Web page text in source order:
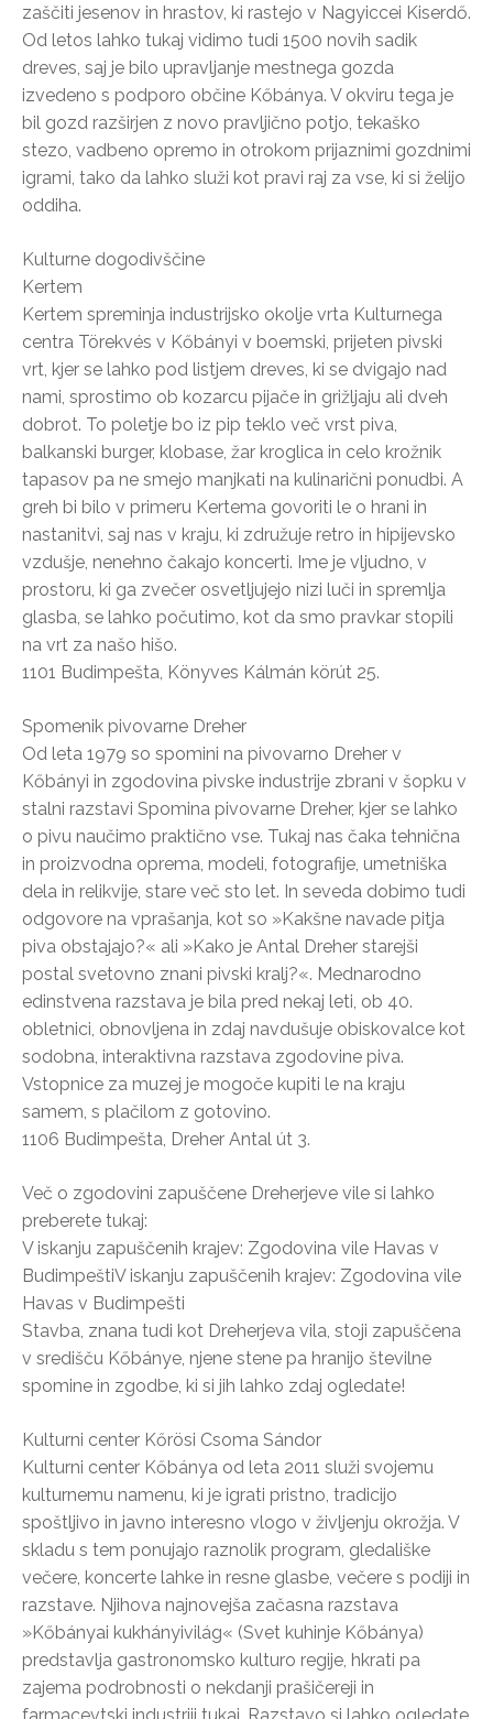
zaščiti jesenov in hrastov, ki rastejo v Nagyiccei Kiserdő.
Od letos lahko tukaj vidimo tudi 1500 novih sadik
dreves, saj je bilo upravljanje mestnega gozda
izvedeno s podporo občine Kőbánya. V okviru tega je
bil gozd razširjen z novo pravljično potjo, tekaško
stezo, vadbeno opremo in otrokom prijaznimi gozdnimi
igrami, tako da lahko služi kot pravi raj za vse, ki si želijo
oddiha.
Kulturne dogodivščine
Kertem
Kertem spreminja industrijsko okolje vrta Kulturnega
centra Törekvés v Kőbányi v boemski, prijeten pivski
vrt, kjer se lahko pod listjem dreves, ki se dvigajo nad
nami, sprostimo ob kozarcu pijače in grižljaju ali dveh
dobrot. To poletje bo iz pip teklo več vrst piva,
balkanski burger, klobase, žar kroglica in celo krožnik
tapasov pa ne smejo manjkati na kulinarični ponudbi. A
greh bi bilo v primeru Kertema govoriti le o hrani in
nastanitvi, saj nas v kraju, ki združuje retro in hipijevsko
vzdušje, nenehno čakajo koncerti. Ime je vljudno, v
prostoru, ki ga zvečer osvetljujejo nizi luči in spremlja
glasba, se lahko počutimo, kot da smo pravkar stopili
na vrt za našo hišo.
1101 Budimpešta, Könyves Kálmán körút 25.
Spomenik pivovarne Dreher
Od leta 1979 so spomini na pivovarno Dreher v
Kőbányi in zgodovina pivske industrije zbrani v šopku v
stalni razstavi Spomina pivovarne Dreher, kjer se lahko
o pivu naučimo praktično vse. Tukaj nas čaka tehnična
in proizvodna oprema, modeli, fotografije, umetniška
dela in relikvije, stare več sto let. In seveda dobimo tudi
odgovore na vprašanja, kot so »Kakšne navade pitja
piva obstajajo?« ali »Kako je Antal Dreher starejši
postal svetovno znani pivski kralj?«. Mednarodno
edinstvena razstava je bila pred nekaj leti, ob 40.
obletnici, obnovljena in zdaj navdušuje obiskovalce kot
sodobna, interaktivna razstava zgodovine piva.
Vstopnice za muzej je mogoče kupiti le na kraju
samem, s plačilom z gotovino.
1106 Budimpešta, Dreher Antal út 3.
Več o zgodovini zapuščene Dreherjeve vile si lahko
preberete tukaj:
V iskanju zapuščenih krajev: Zgodovina vile Havas v
BudimpeštiV iskanju zapuščenih krajev: Zgodovina vile
Havas v Budimpešti
Stavba, znana tudi kot Dreherjeva vila, stoji zapuščena
v središču Kőbánye, njene stene pa hranijo številne
spomine in zgodbe, ki si jih lahko zdaj ogledate!
Kulturni center Kőrösi Csoma Sándor
Kulturni center Kőbánya od leta 2011 služi svojemu
kulturnemu namenu, ki je igrati pristno, tradicijo
spoštljivo in javno interesno vlogo v življenju okrožja. V
skladu s tem ponujajo raznolik program, gledališke
večere, koncerte lahke in resne glasbe, večere s podiji in
razstave. Njihova najnovejša začasna razstava
»Kőbányai kukhányivilág« (Svet kuhinje Kőbánya)
predstavlja gastronomsko kulturo regije, hkrati pa
zajema podrobnosti o nekdanji prašičereji in
farmacevtski industriji tukaj. Razstavo si lahko ogledate